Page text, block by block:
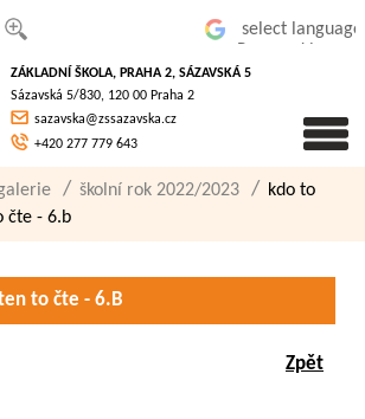
písmo
ZÁKLADNÍ ŠKOLA, PRAHA 2, SÁZAVSKÁ 5
Sázavská 5/830, 120 00 Praha 2
sazavska@zssazavska.cz
+420 277 779 643
školní rok 2022/2023
kdo to
čte - 6.b
to čte - 6.B
Zpět